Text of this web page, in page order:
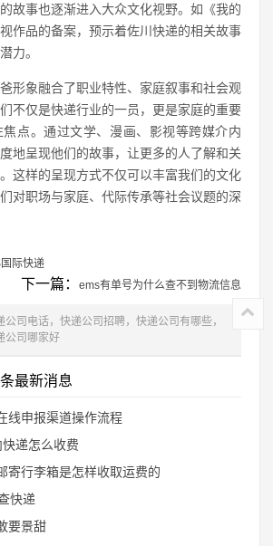
故事也逐渐进入大众文化视野。如《我的
作品的备案，预示着佐川快递的相关故事
力。
形象融合了职业特性、家庭叙事和社会观
不仅是快递行业的一员，更是家庭的重要
点。通过文学、漫画、影视等跨媒介内
地呈现他们的故事，让更多的人了解和关
这样的呈现方式不仅可以丰富我们的文化
对职场与家庭、代际传承等社会议题的深
国际快递
下一篇： ems有单号为什么查不到物流信息
司电话，快递公司招聘，快递公司有哪些，
公司哪家好
最新消息
线申报渠道操作流程
递怎么收费
寄行李箱是怎样收取运费的
快递
要景甜